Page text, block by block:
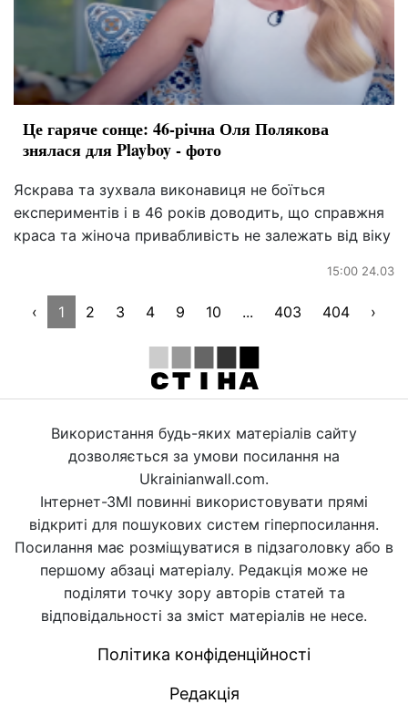
Це гаряче сонце: 46-річна Оля Полякова
знялася для Playboy - фото
Яскрава та зухвала виконавиця не боїться
експериментів і в 46 років доводить, що справжня
краса та жіноча привабливість не залежать від віку
15:00 24.03
‹ 1 2 3 4 9 10 ... 403 404 ›
Використання будь-яких матеріалів сайту
дозволяється за умови посилання на
Ukrainianwall.com.
Інтернет-ЗМІ повинні використовувати прямі
відкриті для пошукових систем гіперпосилання.
Посилання має розміщуватися в підзаголовку або в
першому абзаці матеріалу. Редакція може не
поділяти точку зору авторів статей та
відповідальності за зміст матеріалів не несе.
Політика конфіденційності
Редакція